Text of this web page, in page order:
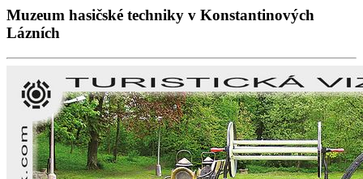
Muzeum hasičské techniky v Konstantinových
Lázních